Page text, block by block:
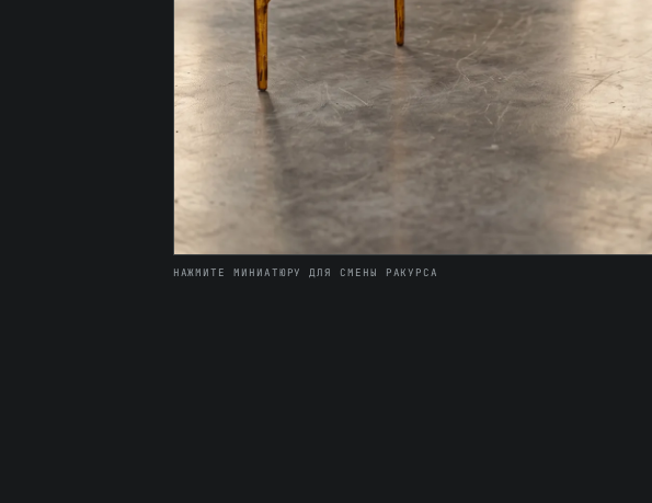
НАЖМИТЕ МИНИАТЮРУ ДЛЯ СМЕНЫ РАКУРСА